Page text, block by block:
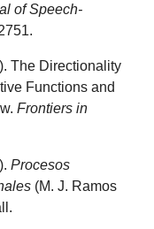
of Speech-
The Directionality
Functions and
Frontiers in
Procesos
(M. J. Ramos